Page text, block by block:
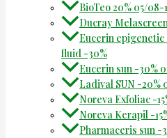
BioTeo 20% 05/08-
Ducray
Eucerin
fluid -30%
Eucerin sun -30%
Ladival SUN -20%
Noreva Exfoliac -
Noreva Kerapil -
Pharmaceris sun -